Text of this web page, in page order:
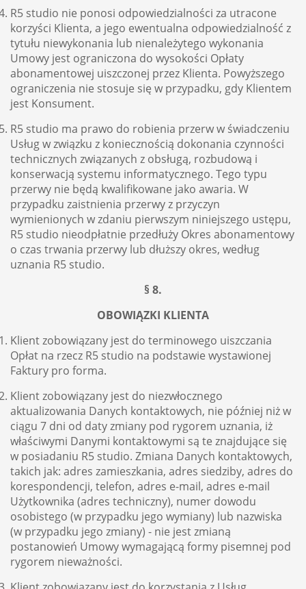
R5 studio nie ponosi odpowiedzialności za utracone
korzyści Klienta, a jego ewentualna odpowiedzialność z
tytułu niewykonania lub nienależytego wykonania
Umowy jest ograniczona do wysokości Opłaty
abonamentowej uiszczonej przez Klienta. Powyższego
ograniczenia nie stosuje się w przypadku, gdy Klientem
jest Konsument.
R5 studio ma prawo do robienia przerw w świadczeniu
Usług w związku z koniecznością dokonania czynności
technicznych związanych z obsługą, rozbudową i
konserwacją systemu informatycznego. Tego typu
przerwy nie będą kwalifikowane jako awaria. W
przypadku zaistnienia przerwy z przyczyn
wymienionych w zdaniu pierwszym niniejszego ustępu,
R5 studio nieodpłatnie przedłuży Okres abonamentowy
o czas trwania przerwy lub dłuższy okres, według
uznania R5 studio.
§ 8.
OBOWIĄZKI KLIENTA
Klient zobowiązany jest do terminowego uiszczania
Opłat na rzecz R5 studio na podstawie wystawionej
Faktury pro forma.
Klient zobowiązany jest do niezwłocznego
aktualizowania Danych kontaktowych, nie później niż w
ciągu 7 dni od daty zmiany pod rygorem uznania, iż
właściwymi Danymi kontaktowymi są te znajdujące się
w posiadaniu R5 studio. Zmiana Danych kontaktowych,
takich jak: adres zamieszkania, adres siedziby, adres do
korespondencji, telefon, adres e-mail, adres e-mail
Użytkownika (adres techniczny), numer dowodu
osobistego (w przypadku jego wymiany) lub nazwiska
(w przypadku jego zmiany) - nie jest zmianą
postanowień Umowy wymagającą formy pisemnej pod
rygorem nieważności.